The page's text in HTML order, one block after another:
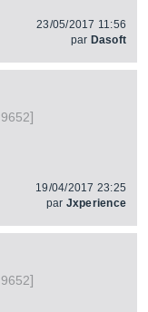
23/05/2017 11:56
par Dasoft
]
19/04/2017 23:25
par Jxperience
]